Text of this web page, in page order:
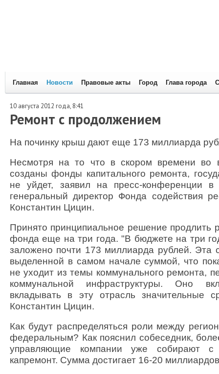
Главная Новости Правовые акты Город Глава города
10 августа 2012 года, 8:41
Ремонт с продолжением
На починку крыш дают еще 173 миллиарда
Несмотря на то что в скором времени во
созданы фонды капитального ремонта,
не уйдет, заявил на пресс-конференции в
генеральный директор Фонда содействия
Константин Цицин.
Принято принципиальное решение продлить
фонда еще на три года. "В бюджете на три
заложено почти 173 миллиарда рублей. Эта
выделенной в самом начале суммой, что
не уходит из темы коммунального ремонта,
коммунальной инфраструктуры. Оно
вкладывать в эту отрасль значительные
Константин Цицин.
Как будут распределяться роли между
федеральным? Как пояснил собеседник,
управляющие компании уже собирают
капремонт. Сумма достигает 16-20